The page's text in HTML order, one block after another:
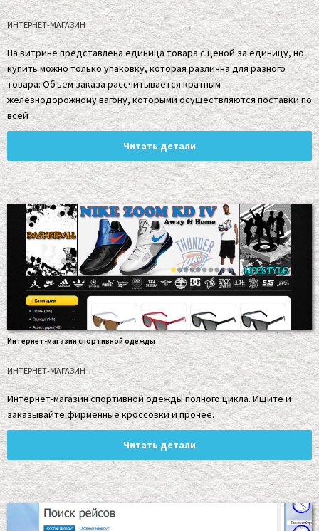
ИНТЕРНЕТ-МАГАЗИН
На витрине представлена единица товара с ценой за единицу, но
купить можно только упаковку, которая различна для разного
товара. Объем заказа рассчитывается кратным
железнодорожному вагону, которыми осуществляются поставки по
всей
Читать детали
Интернет-магазин спортивной одежды
ИНТЕРНЕТ-МАГАЗИН
Интернет-магазин спортивной одежды полного цикла. Ищите и
заказывайте фирменные кроссовки и прочее.
Читать детали